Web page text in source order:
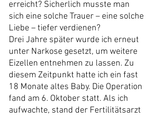
erreicht? Sicherlich musste man
sich eine solche Trauer – eine solche
Liebe – tiefer verdienen?
Drei Jahre später wurde ich erneut
unter Narkose gesetzt, um weitere
Eizellen entnehmen zu lassen. Zu
diesem Zeitpunkt hatte ich ein fast
18 Monate altes Baby. Die Operation
fand am 6. Oktober statt. Als ich
aufwachte, stand der Fertilitätsarzt